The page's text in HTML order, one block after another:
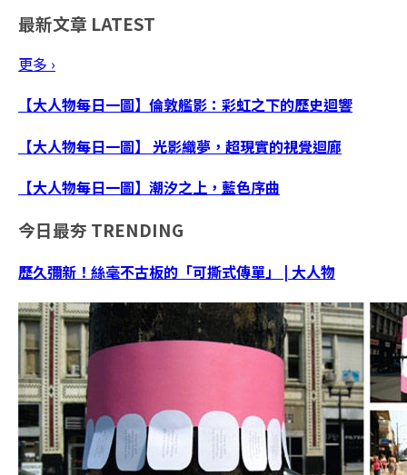
最新文章 LATEST
更多 ›
【大人物每日一圖】倫敦艦影：彩虹之下的歷史迴響
【大人物每日一圖】 光影織夢，超現實的視覺迴廊
【大人物每日一圖】潮汐之上，藍色序曲
今日最夯 TRENDING
歷久彌新！絲毫不古板的「可撕式傳單」 | 大人物